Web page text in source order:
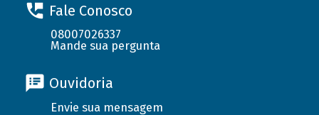
Fale Conosco
08007026337
Mande sua pergunta
Ouvidoria
Envie sua mensagem